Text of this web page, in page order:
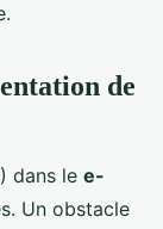
de
dans le e-
Un obstacle